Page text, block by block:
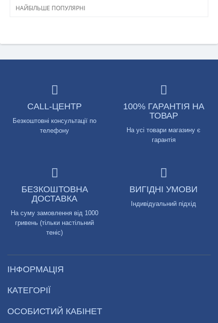
НАЙБІЛЬШЕ ПОПУЛЯРНІ
CALL-ЦЕНТР
Безкоштовні консультації по
телефону
100% ГАРАНТІЯ НА
ТОВАР
На усі товари магазину є
гарантія
БЕЗКОШТОВНА
ДОСТАВКА
На суму замовлення від 1000
гривень (тільки настільний
теніс)
ВИГІДНІ УМОВИ
Індивідуальний підхід
ІНФОРМАЦІЯ
КАТЕГОРІЇ
ОСОБИСТИЙ КАБІНЕТ